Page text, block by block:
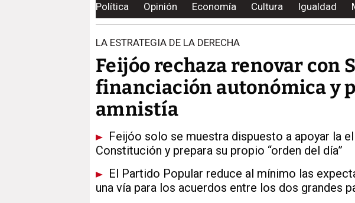
Política Opinión Economía Cultura Igualdad
LA ESTRATEGIA DE LA DERECHA
Feijóo rechaza renovar con
financiación autonómica y
amnistía
Feijóo solo se muestra dispuesto a apoyar la
Constitución y prepara su propio “orden del día”
El Partido Popular reduce al mínimo las
una vía para los acuerdos entre los dos grandes